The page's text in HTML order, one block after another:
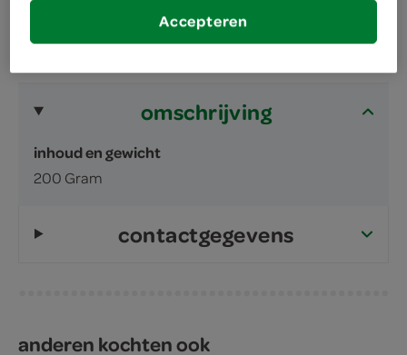
omschrijving
inhoud en gewicht
200 Gram
contactgegevens
anderen kochten ook
Accepteren